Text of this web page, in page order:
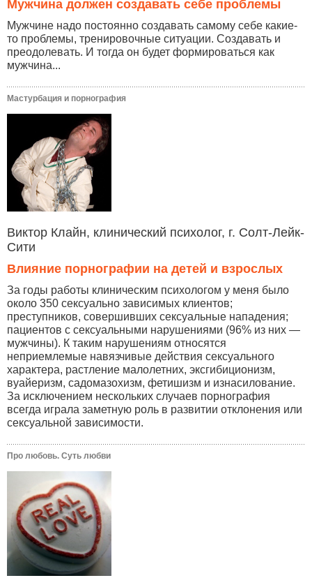
Мужчина должен создавать себе проблемы
Мужчине надо постоянно создавать самому себе какие-
то проблемы, тренировочные ситуации. Создавать и
преодолевать. И тогда он будет формироваться как
мужчина...
Мастурбация и порнография
Виктор Клайн, клинический психолог, г. Солт-Лейк-
Сити
Влияние порнографии на детей и взрослых
За годы работы клиническим психологом у меня было
около 350 сексуально зависимых клиентов;
преступников, совершивших сексуальные нападения;
пациентов с сексуальными нарушениями (96% из них —
мужчины). К таким нарушениям относятся
неприемлемые навязчивые действия сексуального
характера, растление малолетних, эксгибиционизм,
вуайеризм, садомазохизм, фетишизм и изнасилование.
За исключением нескольких случаев порнография
всегда играла заметную роль в развитии отклонения или
сексуальной зависимости.
Про любовь. Суть любви